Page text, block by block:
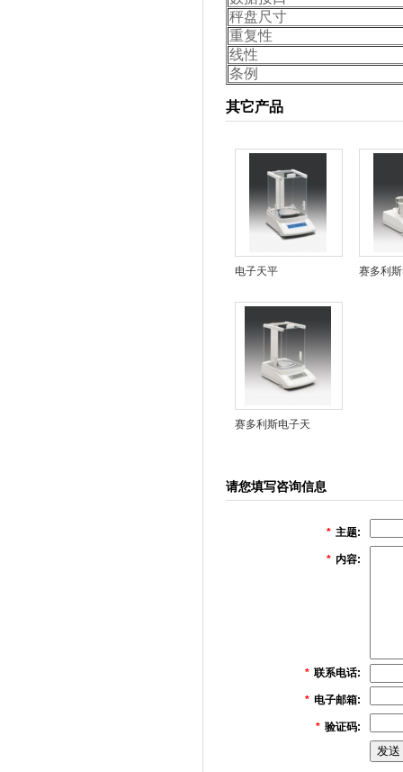
秤盘尺寸
重复性
线性
条例
其它产品
电子天平 赛多利
赛多利斯电子天
请您填写咨询信息
* 主题:
* 内容:
* 联系电话:
* 电子邮箱:
* 验证码: